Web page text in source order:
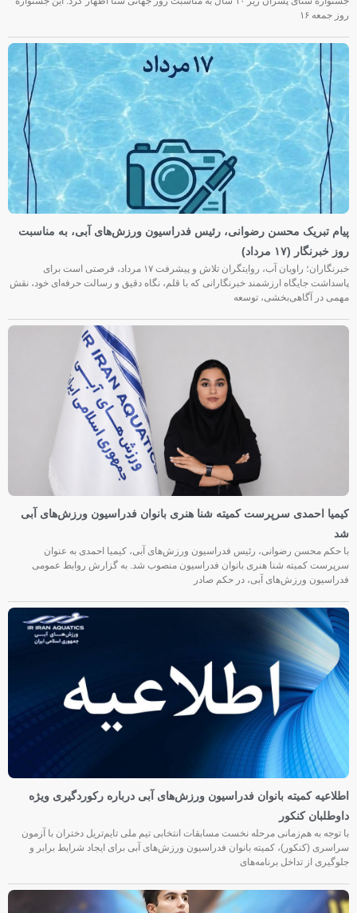
روز جمعه‌ ۱۶
پیام تبریک محسن رضوانی، رئیس فدراسیون ورزش‌های آبی، به مناسبت
روز خبرنگار (۱۷ مرداد)
خبرنگاران؛ راویان آب، روایتگران تلاش و پیشرفت ۱۷ مرداد، فرصتی است برای
پاسداشت جایگاه ارزشمند خبرنگارانی که با قلم، نگاه دقیق و رسالت حرفه‌ای خود، نقش
مهمی در آگاهی‌بخشی، توسعه
کیمیا احمدی سرپرست کمیته شنا هنری بانوان فدراسیون ورزش‌های آبی
شد
با حکم محسن رضوانی، رئیس فدراسیون ورزش‌های آبی، کیمیا احمدی به عنوان
سرپرست کمیته شنا هنری بانوان فدراسیون منصوب شد. به گزارش روابط عمومی
فدراسیون ورزش‌های آبی، در حکم صادر
اطلاعیه کمیته بانوان فدراسیون ورزش‌های آبی درباره رکوردگیری ویژه
داوطلبان کنکور
با توجه به هم‌زمانی مرحله نخست مسابقات انتخابی تیم ملی تایم‌تریل دختران با آزمون
سراسری (کنکور)، کمیته بانوان فدراسیون ورزش‌های آبی برای ایجاد شرایط برابر و
جلوگیری از تداخل برنامه‌های